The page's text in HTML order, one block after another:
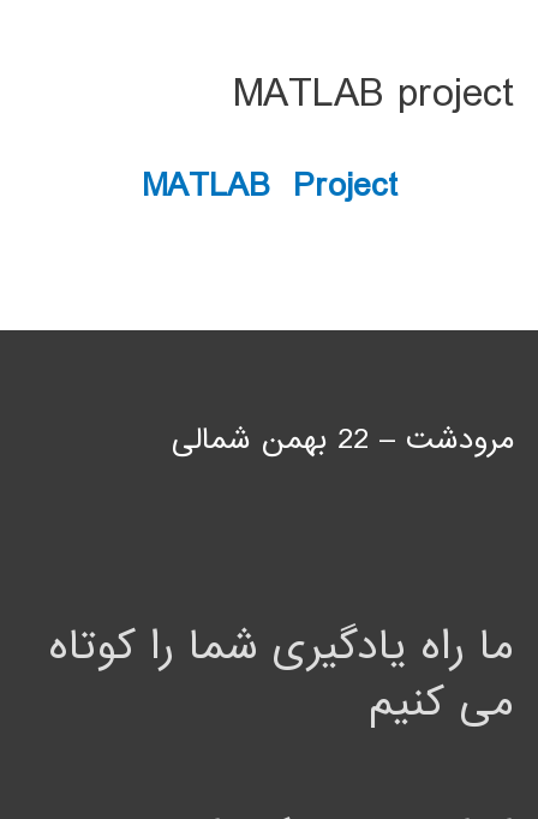
MATLAB project
MATLAB Project
مرودشت – 22 بهمن شمالی
ما راه یادگیری شما را کوتاه
می کنیم